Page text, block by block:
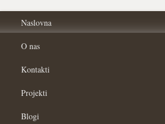
Naslovna
O nas
Kontakti
Projekti
Blogi